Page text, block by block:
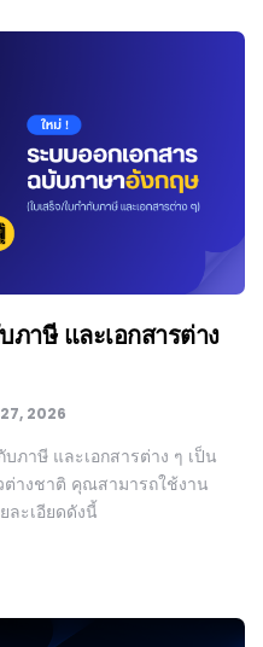
ภาษี และเอกสารต่าง
2026
ภาษี และเอกสารต่าง ๆ เป็น
ต่างชาติ คุณสามารถใช้งาน
ละเอียดดังนี้